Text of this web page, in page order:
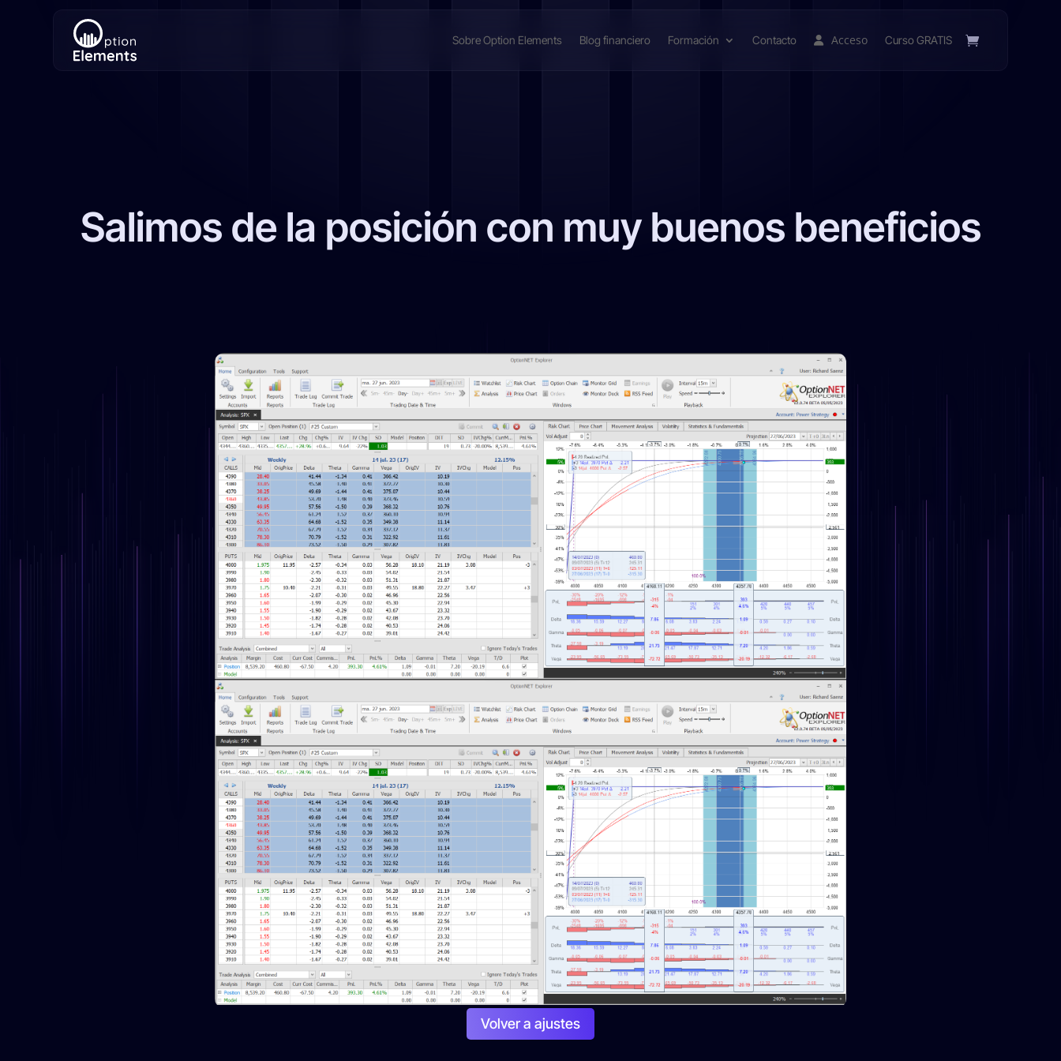
Sobre Option Elements Blog financiero Formación Contacto Acceso Curso GRATIS
Salimos de la posición con muy buenos beneficios
Volver a ajustes